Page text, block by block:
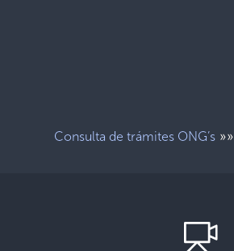
Consulta de trámites ONG’s»»